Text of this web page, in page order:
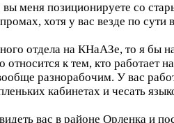
меня позиционируете со
хотя у вас везде по сути
отдела на КНаАЗе, то я бы
относится к тем, кто работает
разнорабочим. У вас
кабинетах и чесать
вас в районе Орленка и